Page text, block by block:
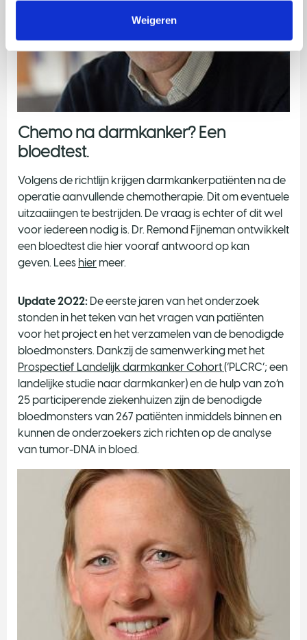
Weigeren
Chemo na darmkanker? Een
bloedtest.
Volgens de richtlijn krijgen darmkankerpatiënten na de
operatie aanvullende chemotherapie. Dit om eventuele
uitzaaiingen te bestrijden. De vraag is echter of dit wel
voor iedereen nodig is. Dr. Remond Fijneman ontwikkelt
een bloedtest die hier vooraf antwoord op kan
geven. Lees hier meer.
Update 2022: De eerste jaren van het onderzoek
stonden in het teken van het vragen van patiënten
voor het project en het verzamelen van de benodigde
bloedmonsters. Dankzij de samenwerking met het
Prospectief Landelijk darmkanker Cohort(‘PLCRC’; een
landelijke studie naar darmkanker) en de hulp van zo’n
25 participerende ziekenhuizen zijn de benodigde
bloedmonsters van 267 patiënten inmiddels binnen en
kunnen de onderzoekers zich richten op de analyse
van tumor-DNA in bloed.